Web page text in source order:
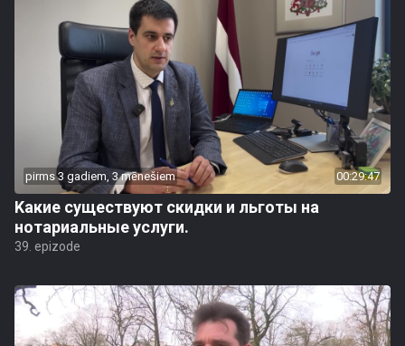
pirms 3 gadiem, 3 mēnešiem 00:29:47
Kакие существуют скидки и льготы на
нотариальные услуги.
39. epizode